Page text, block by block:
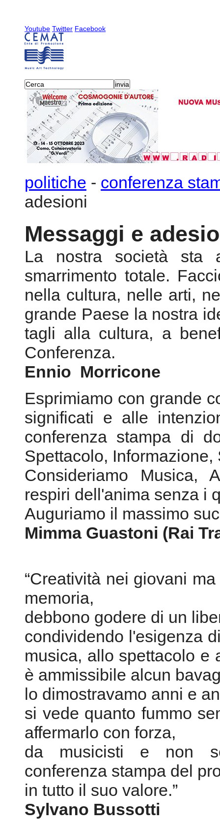
Youtube Twitter Facebook
politiche - conferenza
adesioni
Messaggi e
La nostra società sta
smarrimento totale.
nella cultura, nelle arti,
grande Paese la nostra
tagli alla cultura, a
Conferenza.
Ennio Morricone
Esprimiamo con grande
significati e alle
conferenza stampa di
Spettacolo,
Consideriamo Musica,
respiri dell'anima senza i
Auguriamo il massimo
Mimma Guastoni (Rai
“Creatività nei giovani
memoria,
debbono godere di un
condividendo l'esigenza
musica, allo spettacolo e
è ammissibile alcun
lo dimostravamo anni e
si vede quanto fummo
affermarlo con forza,
da musicisti e non
conferenza stampa del
in tutto il suo valore.”
Sylvano Bussotti